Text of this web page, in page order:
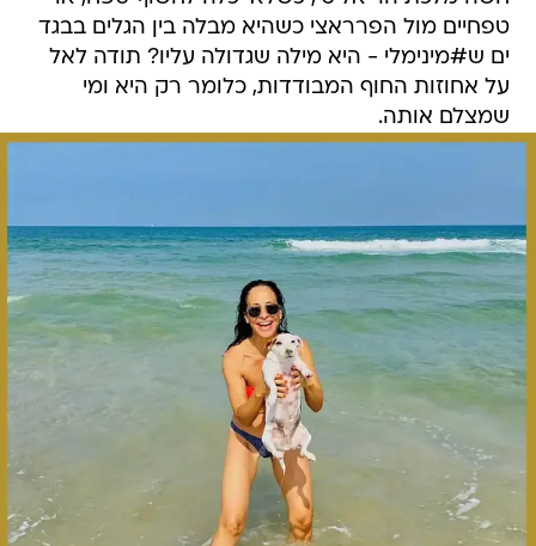
טפחיים מול הפרראצי כשהיא מבלה בין הגלים בבגד
ים ש#מינימלי - היא מילה שגדולה עליו? תודה לאל
על אחוזות החוף המבודדות, כלומר רק היא ומי
שמצלם אותה.